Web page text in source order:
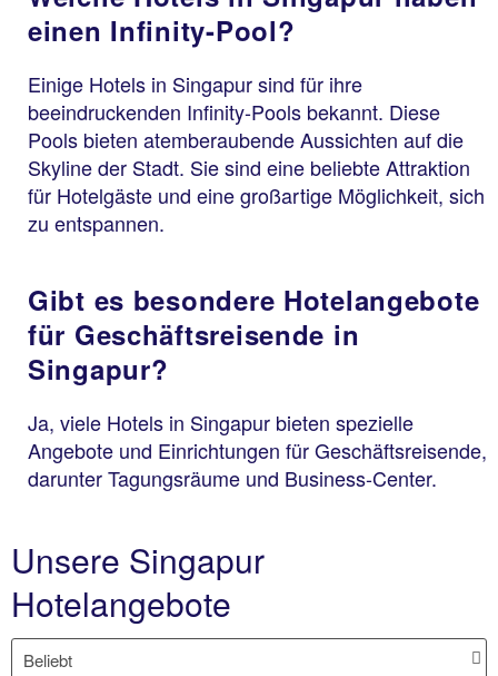
einen Infinity-Pool?
Einige Hotels in Singapur sind für ihre
beeindruckenden Infinity-Pools bekannt. Diese
Pools bieten atemberaubende Aussichten auf die
Skyline der Stadt. Sie sind eine beliebte Attraktion
für Hotelgäste und eine großartige Möglichkeit, sich
zu entspannen.
Gibt es besondere Hotelangebote
für Geschäftsreisende in
Singapur?
Ja, viele Hotels in Singapur bieten spezielle
Angebote und Einrichtungen für Geschäftsreisende,
darunter Tagungsräume und Business-Center.
Unsere Singapur
Hotelangebote